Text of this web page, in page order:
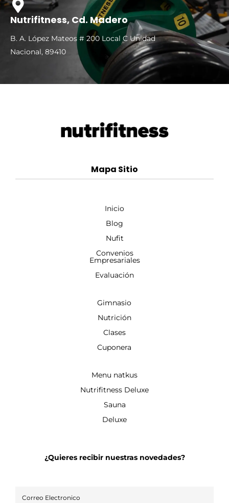
Nutrifitness, Cd. Madero
B. A. López Mateos # 200 Local C Unidad
Nacional, 89410
Mapa Sitio
Inicio
Blog
Nufit
Convenios
Empresariales
Evaluación
Gimnasio
Nutrición
Clases
Cuponera
Menu natkus
Nutrifitness Deluxe
Sauna
Deluxe
¿Quieres recibir nuestras novedades?